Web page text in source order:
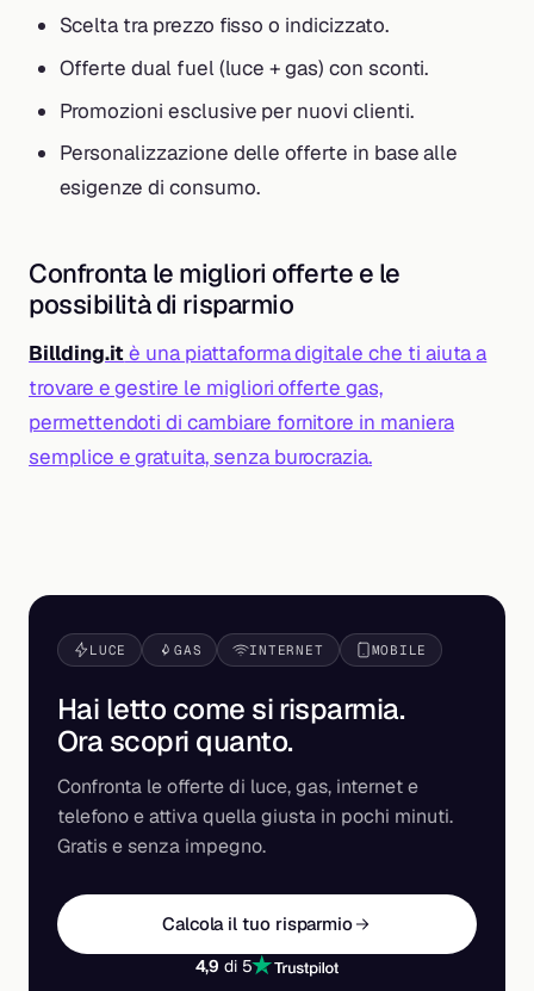
Scelta tra prezzo fisso o indicizzato.
Offerte dual fuel (luce + gas) con sconti.
Promozioni esclusive per nuovi clienti.
Personalizzazione delle offerte in base alle
esigenze di consumo.
Confronta le migliori offerte e le
possibilità di risparmio
Billding.itè una piattaforma digitale che ti aiuta a
trovare e gestire le migliori offerte gas,
permettendoti di cambiare fornitore in maniera
semplice e gratuita, senza burocrazia.
LUCE GAS INTERNET MOBILE
Hai letto come si risparmia.
Ora scopri quanto.
Confronta le offerte di luce, gas, internet e
telefono e attiva quella giusta in pochi minuti.
Gratis e senza impegno.
Calcola il tuo risparmio
4,9 di 5